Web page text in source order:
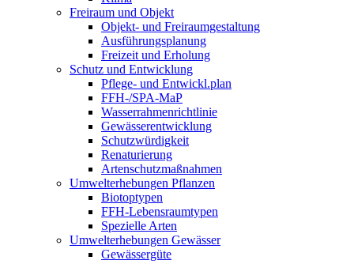
Freiraum und Objekt
Objekt- und Freiraumgestaltung
Ausführungsplanung
Freizeit und Erholung
Schutz und Entwicklung
Pflege- und Entwickl.plan
FFH-/SPA-MaP
Wasserrahmenrichtlinie
Gewässerentwicklung
Schutzwürdigkeit
Renaturierung
Artenschutzmaßnahmen
Umwelterhebungen Pflanzen
Biotoptypen
FFH-Lebensraumtypen
Spezielle Arten
Umwelterhebungen Gewässer
Gewässergüte